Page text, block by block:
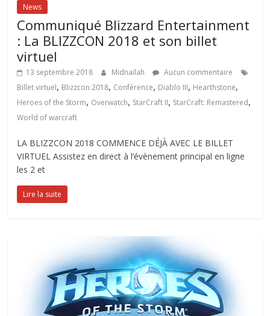
News
Communiqué Blizzard Entertainment
: La BLIZZCON 2018 et son billet
virtuel
13 septembre 2018 Midnailah
Aucun commentaire
Billet virtuel, Blizzcon 2018, Conférence, Diablo III, Hearthstone,
Heroes of the Storm, Overwatch, StarCraft II, StarCraft: Remastered,
World of warcraft
LA BLIZZCON 2018 COMMENCE DÉJÀ AVEC LE BILLET
VIRTUEL Assistez en direct à l’évènement principal en ligne
les 2 et
Lire la suite